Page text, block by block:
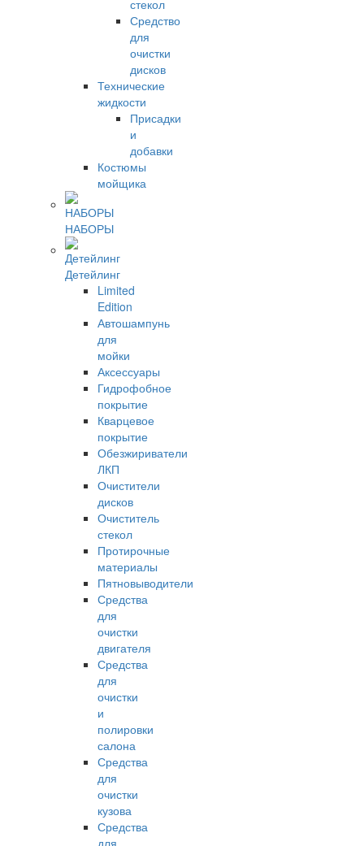
стекол
Средство
для
очистки
дисков
Технические
жидкости
Присадки
и
добавки
Костюмы
мойщика
НАБОРЫ
Детейлинг
Limited
Edition
Автошампунь
для
мойки
Аксессуары
Гидрофобное
покрытие
Кварцевое
покрытие
Обезжириватели
ЛКП
Очистители
дисков
Очиститель
стекол
Протирочные
материалы
Пятновыводители
Средства
для
очистки
двигателя
Средства
для
очистки
и
полировки
салона
Средства
для
очистки
кузова
Средства
для